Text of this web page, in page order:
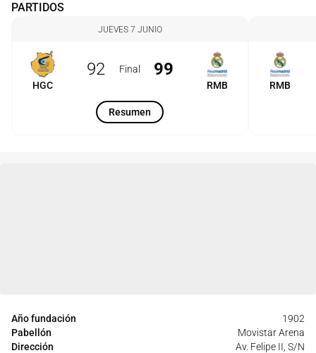
Año fundación
1902
Pabellón
Movistar Arena
Dirección
Av. Felipe II, S/N
PARTIDOS
JUEVES 7 JUNIO
HGC
92 Final 99
RMB
Resumen
RMB